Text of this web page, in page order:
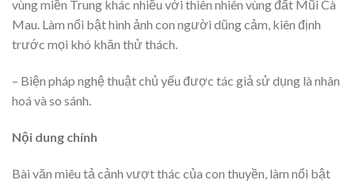
vùng miền Trung khác nhiều với thiên nhiên vùng đất Mũi Cà
Mau. Làm nổi bật hình ảnh con người dũng cảm, kiên định
trước mọi khó khăn thử thách.
– Biện pháp nghệ thuật chủ yếu được tác giả sử dụng là nhân
hoá và so sánh.
Nội dung chính
Bài văn miêu tả cảnh vượt thác của con thuyền, làm nổi bật